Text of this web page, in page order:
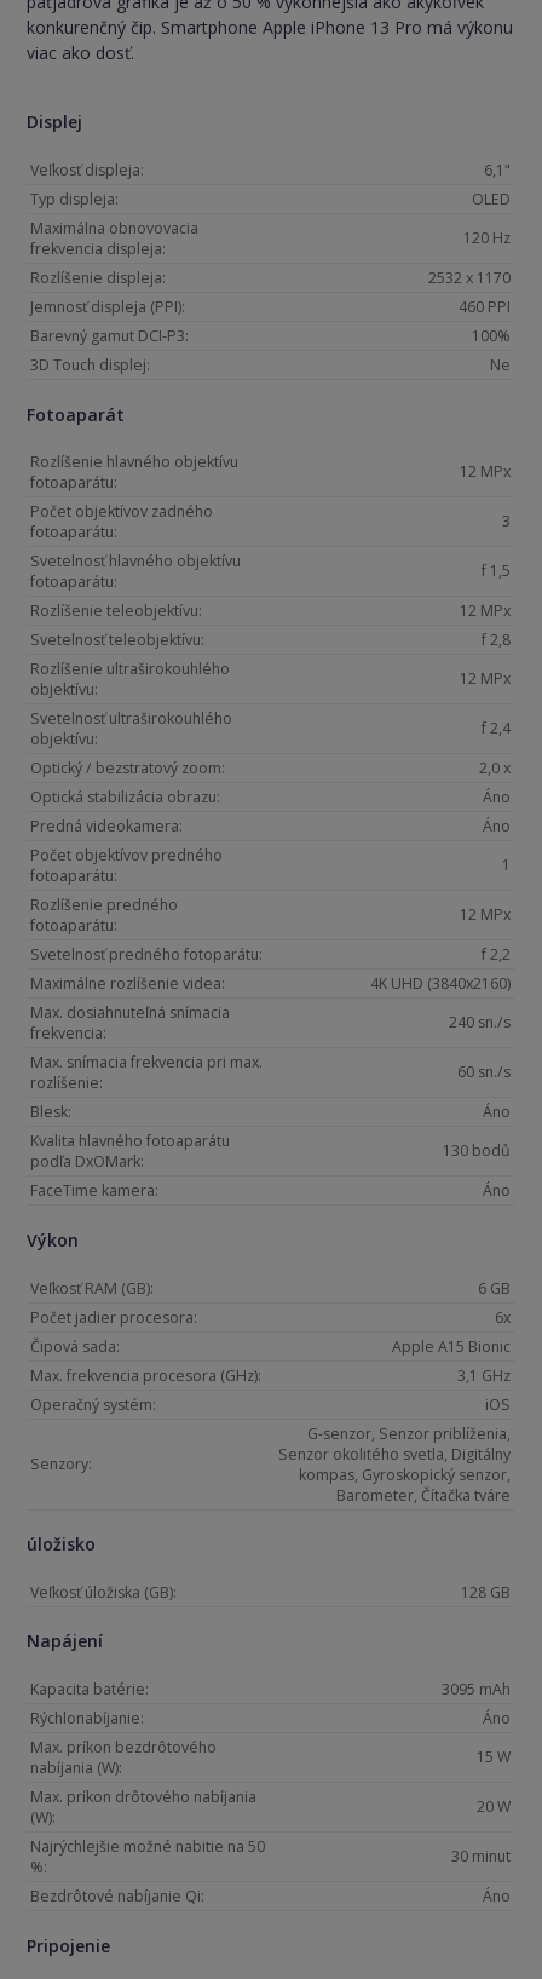
Displej
Veľkosť displeja:
6,1"
Typ displeja:
OLED
Maximálna obnovovacia
frekvencia displeja:
120 Hz
Rozlíšenie displeja:
2532 x 1170
Jemnosť displeja (PPI):
460 PPI
Barevný gamut DCI-P3:
100%
3D Touch displej:
Ne
Fotoaparát
Rozlíšenie hlavného objektívu
fotoaparátu:
12 MPx
Počet objektívov zadného
fotoaparátu:
3
Svetelnosť hlavného objektívu
fotoaparátu:
f 1,5
Rozlíšenie teleobjektívu:
12 MPx
Svetelnosť teleobjektívu:
f 2,8
Rozlíšenie ultraširokouhlého
objektívu:
12 MPx
Svetelnosť ultraširokouhlého
objektívu:
f 2,4
Optický / bezstratový zoom:
2,0 x
Optická stabilizácia obrazu:
Áno
Predná videokamera:
Áno
Počet objektívov predného
fotoaparátu:
1
Rozlíšenie predného
fotoaparátu:
12 MPx
Svetelnosť predného fotoparátu:
f 2,2
Maximálne rozlíšenie videa:
4K UHD (3840x2160)
Max. dosiahnuteľná snímacia
frekvencia:
240 sn./s
Max. snímacia frekvencia pri max.
rozlíšenie:
60 sn./s
Blesk:
Áno
Kvalita hlavného fotoaparátu
podľa DxOMark:
130 bodů
FaceTime kamera:
Áno
Výkon
Veľkosť RAM (GB):
6 GB
Počet jadier procesora:
6x
Čipová sada:
Apple A15 Bionic
Max. frekvencia procesora (GHz):
3,1 GHz
Operačný systém:
iOS
Senzory:
G-senzor, Senzor priblíženia,
Senzor okolitého svetla, Digitálny
kompas, Gyroskopický senzor,
Barometer, Čítačka tváre
úložisko
Veľkosť úložiska (GB): 128 GB
Napájení
Kapacita batérie:
3095 mAh
Rýchlonabíjanie:
Áno
Max. príkon bezdrôtového
nabíjania (W):
15 W
Max. príkon drôtového nabíjania
(W):
20 W
Najrýchlejšie možné nabitie na 50
%:
30 minut
Bezdrôtové nabíjanie Qi:
Áno
Pripojenie
konkurenčný čip. Smartphone Apple iPhone 13 Pro má výkonu
viac ako dosť.